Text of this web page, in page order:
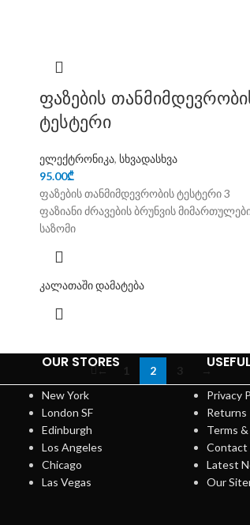
ფაზების
ტესტერი
ელექტრონიკა, სხვადასხვა
95.00₾
ფაზების თანმიმდევრობის ტესტერი 3
ფაზიანი ძრავების ბრუნვის
საზომი
კალათაში დამატება
← 1 2 3
→
OUR STORES
New York
London SF
Edinburgh
Los Angeles
Chicago
Las Vegas
Privacy
Returns
Terms
Contact
Latest
Our